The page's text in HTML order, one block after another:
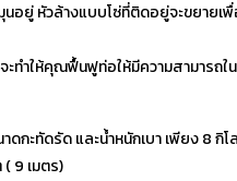
อยู่ หัวล้างแบบโซ่ที่ติดอยู่จะขยายเ
ทำให้คุณฟื้นฟูท่อให้มีความสามารถ
กะทัดรัด และน้ำหนักเบา เพียง 8 กิโ
( 9 เมตร)